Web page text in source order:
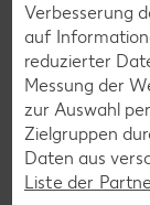
Verbesserung
auf
reduzierter
Messung der
zur Auswahl
Zielgruppen
Daten aus
Liste der